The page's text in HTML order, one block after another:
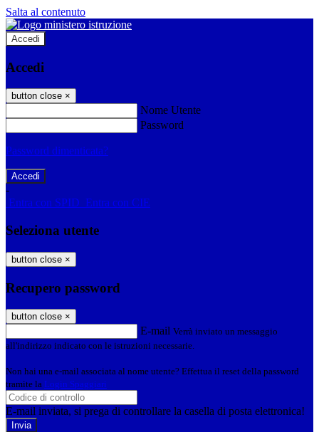
Salta al contenuto
Accedi
Accedi
button close ×
Nome Utente
Password
Password dimenticata?
-
Entra con SPID Entra con CIE
Seleziona utente
button close ×
Recupero password
button close ×
E-mail Verrà inviato un messaggio
all'indirizzo indicato con le istruzioni necessarie.
Non hai una e-mail associata al nome utente? Effettua il reset della password
tramite la Login Spaggiari
E-mail inviata, si prega di controllare la casella di posta elettronica!